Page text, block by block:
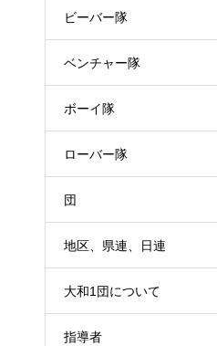
ビーバー隊
ベンチャー隊
ボーイ隊
ローバー隊
団
地区、県連、日連
大和1団について
指導者